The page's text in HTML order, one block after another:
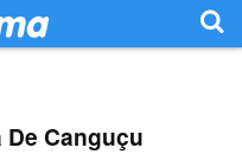
De Canguçu